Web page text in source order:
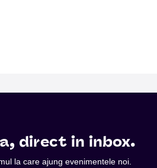
direct in inbox.
la care ajung evenimentele noi.